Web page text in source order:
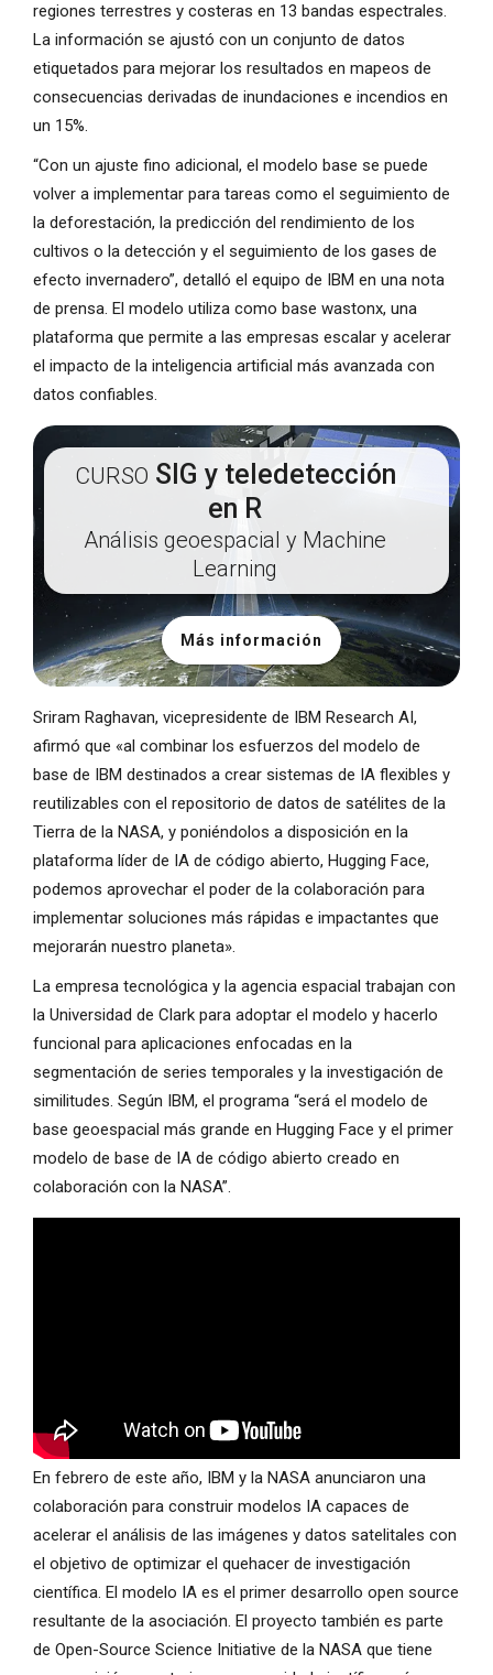
regiones terrestres y costeras en 13 bandas espectrales.
La información se ajustó con un conjunto de datos
etiquetados para mejorar los resultados en mapeos de
consecuencias derivadas de inundaciones e incendios en
un 15%.
“Con un ajuste fino adicional, el modelo base se puede
volver a implementar para tareas como el seguimiento de
la deforestación, la predicción del rendimiento de los
cultivos o la detección y el seguimiento de los gases de
efecto invernadero”, detalló el equipo de IBM en una nota
de prensa. El modelo utiliza como base wastonx, una
plataforma que permite a las empresas escalar y acelerar
el impacto de la inteligencia artificial más avanzada con
datos confiables.
CURSO SIG y teledetección
en R
Análisis geoespacial y Machine
Learning
Más información
Sriram Raghavan, vicepresidente de IBM Research AI,
afirmó que «al combinar los esfuerzos del modelo de
base de IBM destinados a crear sistemas de IA flexibles y
reutilizables con el repositorio de datos de satélites de la
Tierra de la NASA, y poniéndolos a disposición en la
plataforma líder de IA de código abierto, Hugging Face,
podemos aprovechar el poder de la colaboración para
implementar soluciones más rápidas e impactantes que
mejorarán nuestro planeta».
La empresa tecnológica y la agencia espacial trabajan con
la Universidad de Clark para adoptar el modelo y hacerlo
funcional para aplicaciones enfocadas en la
segmentación de series temporales y la investigación de
similitudes. Según IBM, el programa “será el modelo de
base geoespacial más grande en Hugging Face y el primer
modelo de base de IA de código abierto creado en
colaboración con la NASA”.
En febrero de este año, IBM y la NASA anunciaron una
colaboración para construir modelos IA capaces de
acelerar el análisis de las imágenes y datos satelitales con
el objetivo de optimizar el quehacer de investigación
científica. El modelo IA es el primer desarrollo open source
resultante de la asociación. El proyecto también es parte
de Open-Source Science Initiative de la NASA que tiene